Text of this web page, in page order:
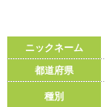
ニックネーム
都道府県
種別